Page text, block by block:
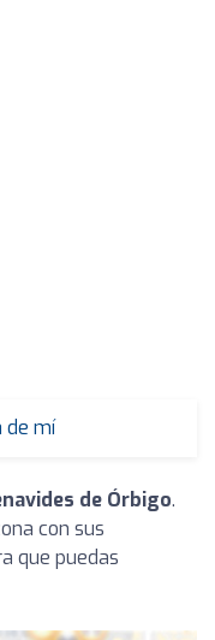
de mí
de Órbigo.
con sus
que puedas